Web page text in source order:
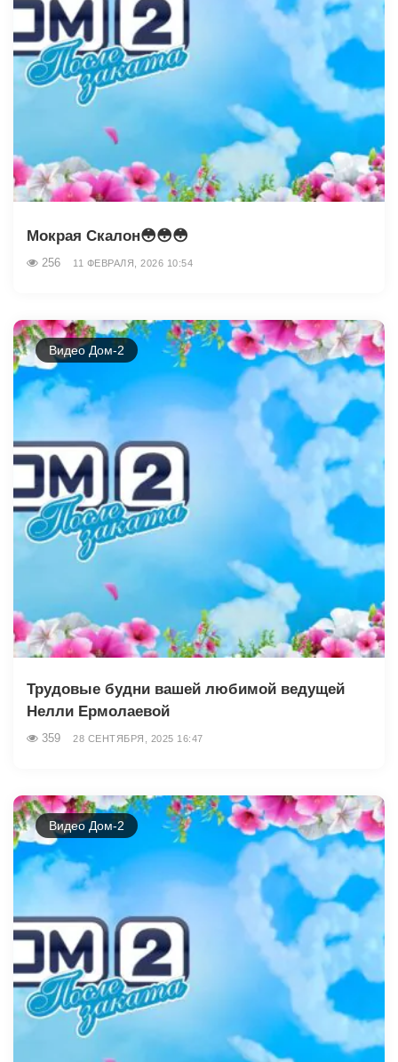
Мокрая Скалон😳😳😳
256 11 ФЕВРАЛЯ, 2026 10:54
Видео Дом-2
Трудовые будни вашей любимой ведущей
Нелли Ермолаевой
359 28 СЕНТЯБРЯ, 2025 16:47
Видео Дом-2